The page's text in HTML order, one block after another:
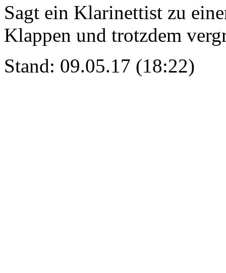
Sagt ein Klarinettist zu
Klappen und trotzdem
Stand: 09.05.17 (18:22)